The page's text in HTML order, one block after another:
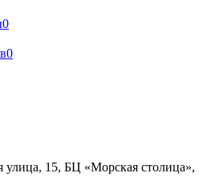
0
0
улица, 15, БЦ «Морская столица»,